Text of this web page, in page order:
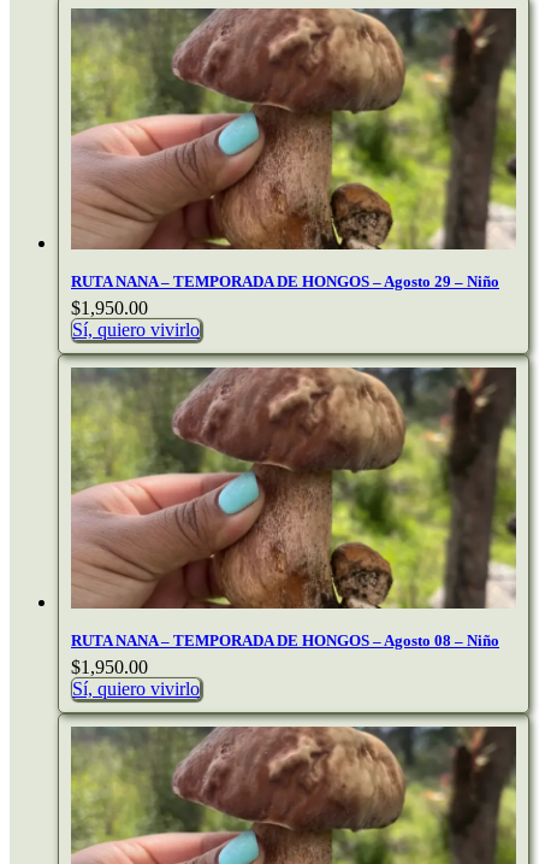
RUTA NANA – TEMPORADA DE HONGOS – Agosto 29 – Niño
$1,950.00
Sí, quiero vivirlo
RUTA NANA – TEMPORADA DE HONGOS – Agosto 08 – Niño
$1,950.00
Sí, quiero vivirlo